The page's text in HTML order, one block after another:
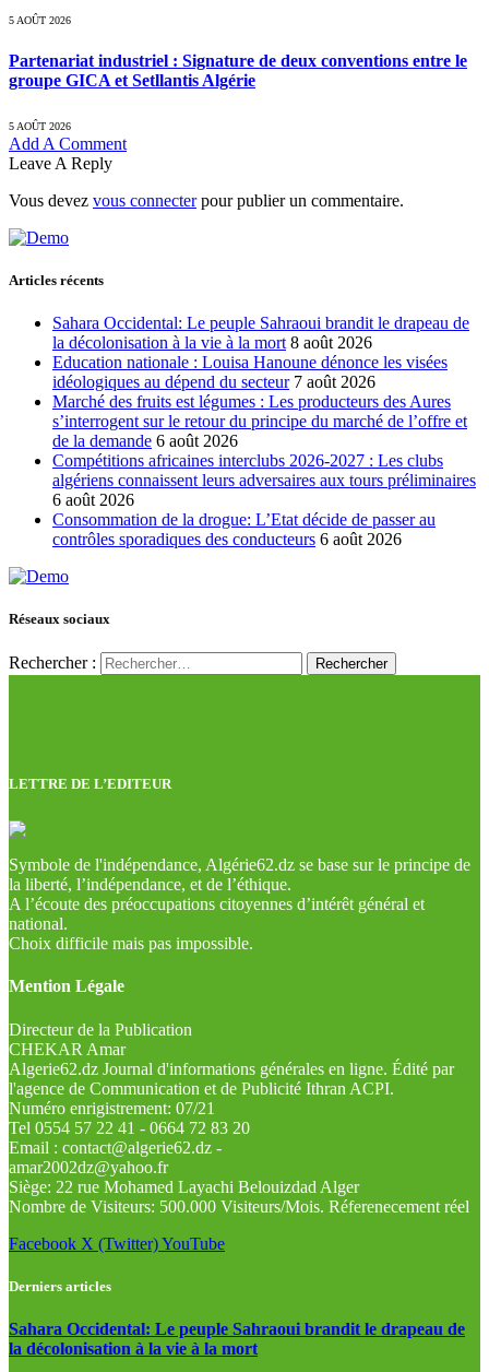
5 AOÛT 2026
Partenariat industriel : Signature de deux conventions entre le
groupe GICA et Setllantis Algérie
5 AOÛT 2026
Add A Comment
Leave A Reply
Vous devez vous connecterpour publier un commentaire.
Articles récents
Sahara Occidental: Le peuple Sahraoui brandit le drapeau de
la décolonisation à la vie à la mort 8 août 2026
Education nationale : Louisa Hanoune dénonce les visées
idéologiques au dépend du secteur 7 août 2026
Marché des fruits est légumes : Les producteurs des Aures
s’interrogent sur le retour du principe du marché de l’offre et
de la demande 6 août 2026
Compétitions africaines interclubs 2026-2027 : Les clubs
algériens connaissent leurs adversaires aux tours préliminaires
6 août 2026
Consommation de la drogue: L’Etat décide de passer au
contrôles sporadiques des conducteurs 6 août 2026
Réseaux sociaux
Rechercher :
LETTRE DE L’EDITEUR
Symbole de l'indépendance, Algérie62.dz se base sur le principe de
la liberté, l’indépendance, et de l’éthique.
A l’écoute des préoccupations citoyennes d’intérêt général et
national.
Choix difficile mais pas impossible.
Mention Légale
Directeur de la Publication
CHEKAR Amar
Algerie62.dz Journal d'informations générales en ligne. Édité par
l'agence de Communication et de Publicité Ithran ACPI.
Numéro enrigistrement: 07/21
Tel 0554 57 22 41 - 0664 72 83 20
Email : contact@algerie62.dz -
amar2002dz@yahoo.fr
Siège: 22 rue Mohamed Layachi Belouizdad Alger
Nombre de Visiteurs: 500.000 Visiteurs/Mois. Réferenecement réel
Facebook X (Twitter)YouTube
Derniers articles
Sahara Occidental: Le peuple Sahraoui brandit le drapeau de
la décolonisation à la vie à la mort